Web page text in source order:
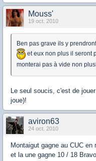
Mouss'
19 oct. 2010
Ben pas grave ils y
et eux non plus il seront
monterai pas à vide non
Le seul soucis, c'est de
joue)!
aviron63
24 oct. 2010
Montaigut gagne au CUC en
et la une gagne 10 / 18